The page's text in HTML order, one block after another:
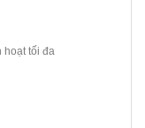
hoạt tối đa